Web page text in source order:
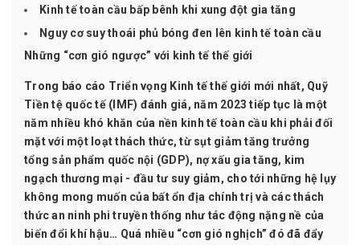
Kinh tế toàn cầu bấp bênh khi xung đột gia tăng
Nguy cơ suy thoái phủ bóng đen lên kinh tế toàn cầu
Những “cơn gió ngược” với kinh tế thế giới
Trong báo cáo Triển vọng Kinh tế thế giới mới nhất, Quỹ
Tiền tệ quốc tế (IMF) đánh giá, năm 2023 tiếp tục là một
năm nhiều khó khăn của nền kinh tế toàn cầu khi phải đối
mặt với một loạt thách thức, từ sụt giảm tăng trưởng
tổng sản phẩm quốc nội (GDP), nợ xấu gia tăng, kim
ngạch thương mại - đầu tư suy giảm, cho tới những hệ lụy
không mong muốn của bất ổn địa chính trị và các thách
thức an ninh phi truyền thống như tác động nặng nề của
biến đổi khí hậu… Quá nhiều “cơn gió nghịch” đó đã đẩy